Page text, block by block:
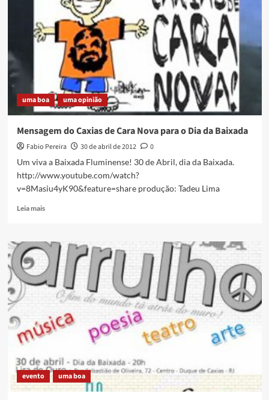
Curso
Conhecendo
Nossa
Cidade
uma boa uma opinião
Mensagem do Caxias de Cara Nova para o Dia da Baixada
Fabio Pereira 30 de abril de 2012
0
Um viva a Baixada Fluminense! 30 de Abril, dia da Baixada.
http://www.youtube.com/watch?
v=8Masiu4yK90&feature=share produção: Tadeu Lima
Leia maisRead
Mensagem
do
Caxias
de
Cara
Nova
o
Dia
evento uma boa